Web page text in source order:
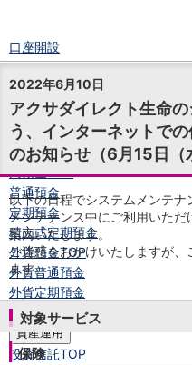
口座開設
ログイン
チャット
メニュー
商品・サービス
預金
円預金TOP
普通預金
定期預金
積立式定期預金
外貨預金TOP
外貨普通預金
外貨定期預金
外貨普通預金積立
資産運用
投資信託TOP
2022年6月10日
アクサダイレクト生命
う、インターネットで
のお知らせ（6月15日
以下の日程でシステムメンテナ
メンテナンス中にご利用いた
案内いたします。
ご迷惑をおかけいたしますが
ます。
対象サービス
保険